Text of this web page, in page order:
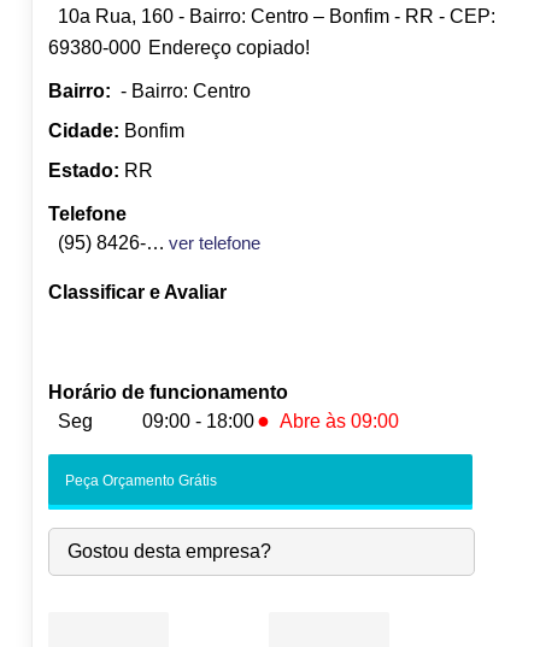
10a Rua, 160 - Bairro: Centro – Bonfim - RR - CEP:
69380-000 Endereço copiado!
Bairro: - Bairro: Centro
Cidade: Bonfim
Estado: RR
Telefone
(95) 8426-5925
ver telefone
Classificar e Avaliar
Horário de funcionamento
Seg
09:00 - 18:00 ● Abre às 09:00
-
Qua:
09:00-18:00
Qui:
09:00-18:00
Peça Orçamento Grátis
Gostou desta empresa?